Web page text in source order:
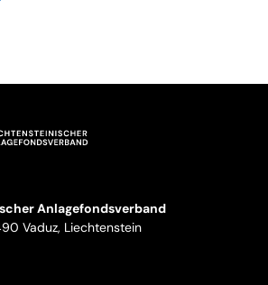
Anlagefondsverband
Vaduz, Liechtenstein